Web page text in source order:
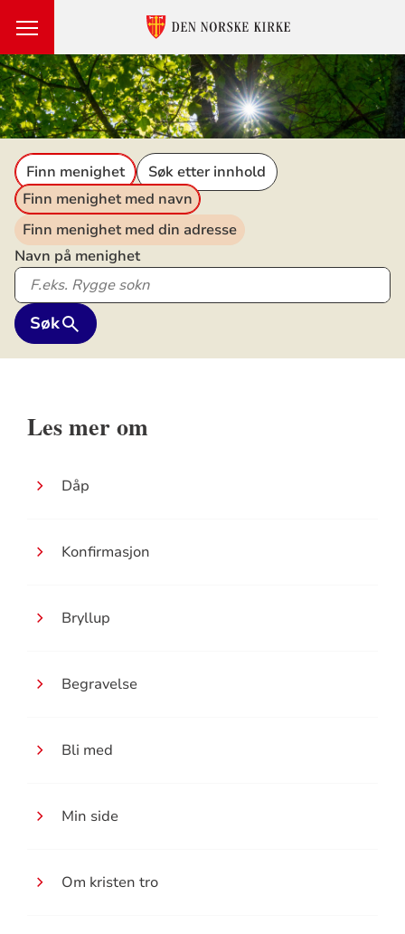
Den
norske
kirke
Finn menighet
Søk etter innhold
Finn menighet med navn
Finn menighet med din adresse
Navn på menighet
Søk
Les mer om
Dåp
Konfirmasjon
Bryllup
Begravelse
Bli med
Min side
Om kristen tro